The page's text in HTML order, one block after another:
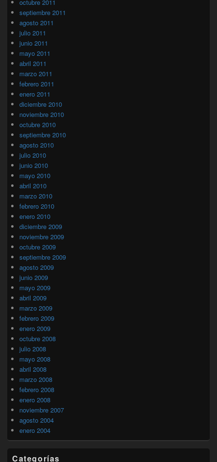
octubre 2011
septiembre 2011
agosto 2011
julio 2011
junio 2011
mayo 2011
abril 2011
marzo 2011
febrero 2011
enero 2011
diciembre 2010
noviembre 2010
octubre 2010
septiembre 2010
agosto 2010
julio 2010
junio 2010
mayo 2010
abril 2010
marzo 2010
febrero 2010
enero 2010
diciembre 2009
noviembre 2009
octubre 2009
septiembre 2009
agosto 2009
junio 2009
mayo 2009
abril 2009
marzo 2009
febrero 2009
enero 2009
octubre 2008
julio 2008
mayo 2008
abril 2008
marzo 2008
febrero 2008
enero 2008
noviembre 2007
agosto 2004
enero 2004
Categorías